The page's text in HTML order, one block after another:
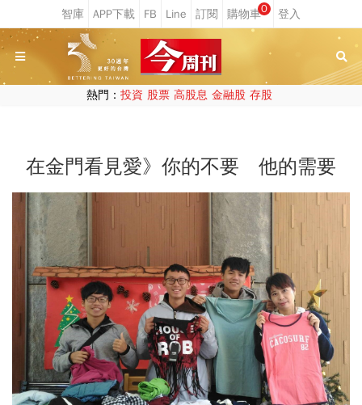
0
熱門： 投資 股票 高股息 金融股 存股
在金門看見愛》你的不要 他的需要